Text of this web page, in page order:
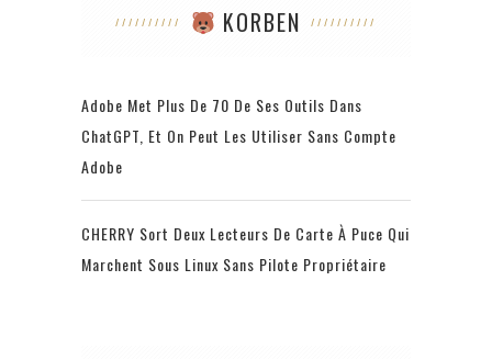
KORBEN
Adobe Met Plus De 70 De Ses Outils Dans
ChatGPT, Et On Peut Les Utiliser Sans Compte
Adobe
CHERRY Sort Deux Lecteurs De Carte À Puce Qui
Marchent Sous Linux Sans Pilote Propriétaire